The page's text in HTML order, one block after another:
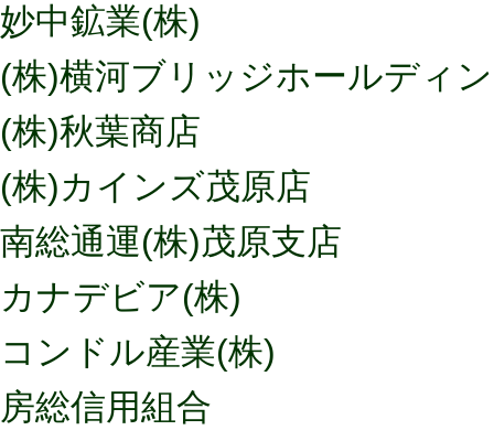
妙中鉱業(株)
(株)横河ブリッジホールディ
(株)秋葉商店
(株)カインズ茂原店
南総通運(株)茂原支店
カナデビア(株)
コンドル産業(株)
房総信用組合